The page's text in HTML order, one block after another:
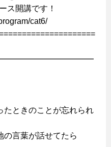
ス開講です！
cat6/
たときのことが忘れられ
の言葉が話せてたら